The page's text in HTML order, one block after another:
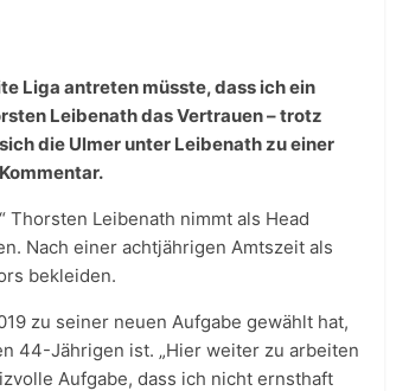
Liga antreten müsste, dass ich ein
Leibenath das Vertrauen – trotz
die Ulmer unter Leibenath zu einer
Thorsten Leibenath nimmt als Head
Nach einer achtjährigen Amtszeit als
bekleiden.
zu seiner neuen Aufgabe gewählt hat,
44-Jährigen ist. „Hier weiter zu arbeiten
Aufgabe, dass ich nicht ernsthaft